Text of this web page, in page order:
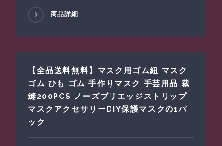
商品詳細
【全品送料無料】マスク用ゴム紐 マスク
ゴム ひも ゴム 手作りマスク 手芸用品 裁
縫200PCS ノーズブリエッジストリップ
マスクアクセサリーDIY保護マスクの1パ
ック